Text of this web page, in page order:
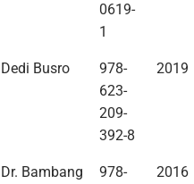
0619-
1
Dedi Busro
978-
623-
209-
392-8
2019
Dr. Bambang
978-
2016